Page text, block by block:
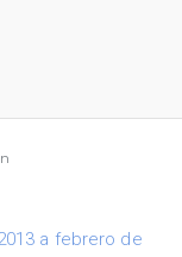
a febrero de